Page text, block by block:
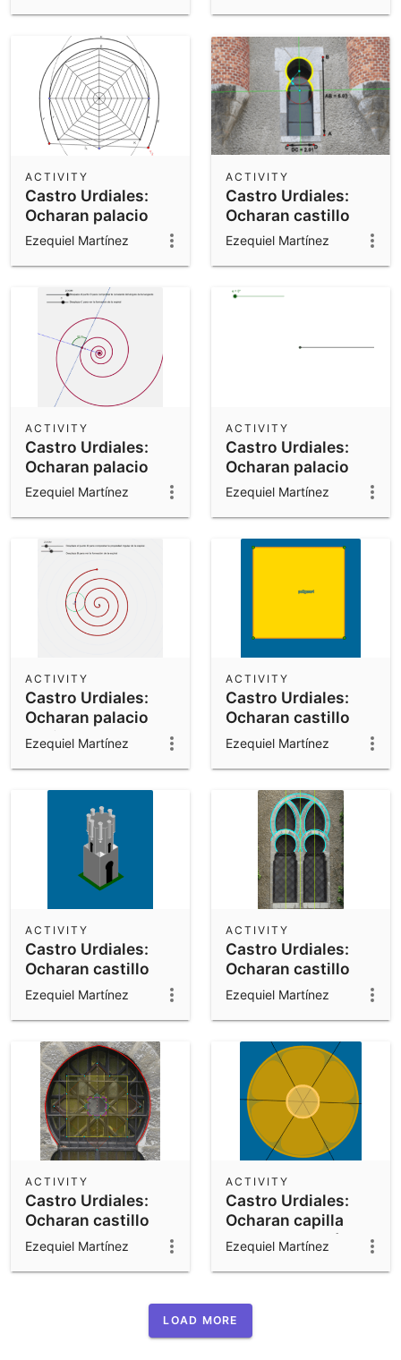
Castro Urdiales:
Ocharan palacio
dibujo reja
ACTIVITY
Ezequiel Martínez
Castro Urdiales:
Ocharan castillo
ventana 1
ACTIVITY
Ezequiel Martínez
Castro Urdiales:
Ocharan palacio
espiral logarítmica
ACTIVITY
Ezequiel Martínez
Castro Urdiales:
Ocharan palacio
construccción de la
espiral de
Arquímedes
ACTIVITY
Ezequiel Martínez
Castro Urdiales:
Ocharan palacio
espiral de
Arquímedes
ACTIVITY
Ezequiel Martínez
Castro Urdiales:
Ocharan castillo
corte sagrado
ACTIVITY
Ezequiel Martínez
Castro Urdiales:
Ocharan castillo
torre
ACTIVITY
Ezequiel Martínez
Castro Urdiales:
Ocharan castillo
ventanas
ACTIVITY
Ezequiel Martínez
Castro Urdiales:
Ocharan castillo
puerta
ACTIVITY
Ezequiel Martínez
Castro Urdiales:
Ocharan capilla
ventana rosetón d6
ACTIVITY
Ezequiel Martínez
LOAD MORE